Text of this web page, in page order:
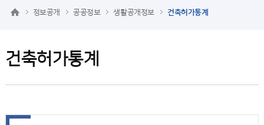
건축허가통계
정보공개 공공정보 생활공개정보 건축허가통계